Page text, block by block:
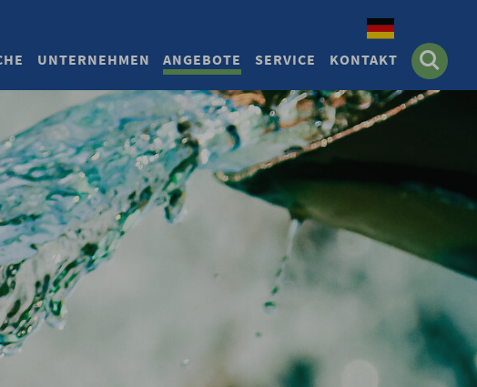
Deutsch
UNTERNEHMEN ANGEBOTE SERVICE KONTAKT